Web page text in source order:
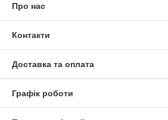
Про нас
Контакти
Доставка та оплата
Графік роботи